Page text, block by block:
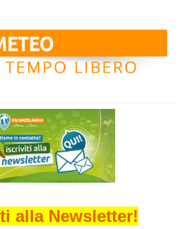
alla Newsletter!